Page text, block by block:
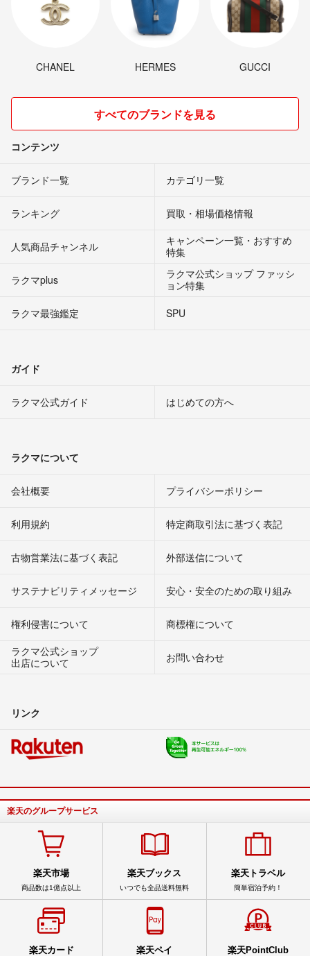
CHANEL HERMES GUCCI
すべてのブランドを見る
コンテンツ
ブランド一覧 カテゴリ一覧
ランキング 買取・相場価格情報
人気商品チャンネル
キャンペーン一覧・おすすめ
特集
ラクマplus
ラクマ公式ショップ ファッシ
ョン特集
ラクマ最強鑑定
SPU
ガイド
ラクマ公式ガイド はじめての方へ
ラクマについて
会社概要 プライバシーポリシー
利用規約 特定商取引法に基づく表記
古物営業法に基づく表記 外部送信について
サステナビリティメッセージ 安心・安全のための取り組み
権利侵害について
商標権について
ラクマ公式ショップ
出店について
お問い合わせ
リンク
楽天のグループサービス
楽天市場
商品数は1億点以上
楽天ブックス
いつでも全品送料無料
楽天トラベル
簡単宿泊予約！
楽天カード 楽天ペイ 楽天PointClub